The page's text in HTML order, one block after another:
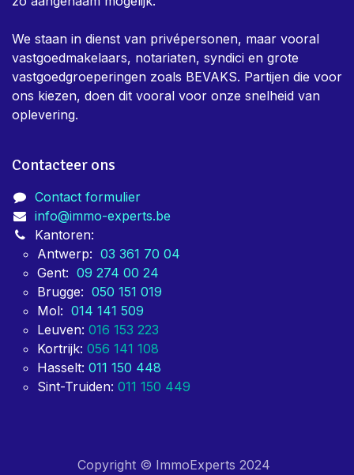
We staan in dienst van privépersonen, maar vooral
vastgoedmakelaars, notariaten, syndici en grote
vastgoedgroeperingen zoals BEVAKS. Partijen die voor
ons kiezen, doen dit vooral voor onze snelheid van
oplevering.
Contacteer ons
Contact formulier
info@immo-experts.be
Kantoren:
Antwerp: 03 361 70 04
Gent: 09 274 00 24
Brugge: 050 151 019
Mol: 014 141 509
Leuven: 016 153 223
Kortrijk: 056 141 108
Hasselt: 011 150 448
Sint-Truiden: 011 150 449
Copyright © ImmoExperts 2024